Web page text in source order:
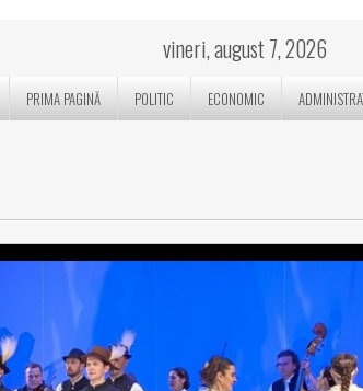
vineri, august 7, 2026
PRIMA PAGINĂ POLITIC ECONOMIC